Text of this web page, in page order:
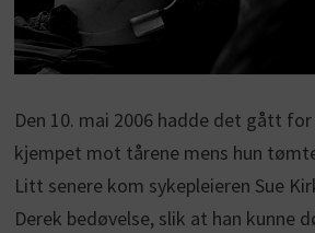
Den 10. mai 2006 hadde det gått
kjempet mot tårene mens hun
Litt senere kom sykepleieren Sue
Derek bedøvelse, slik at han kunne